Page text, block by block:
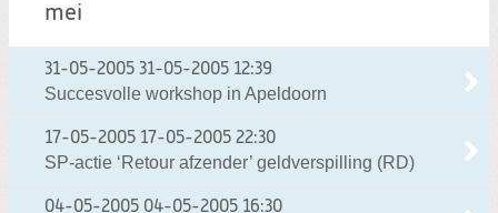
mei
31-05-2005 31-05-2005 12:39
Succesvolle workshop in Apeldoorn
17-05-2005 17-05-2005 22:30
SP-actie ‘Retour afzender’ geldverspilling (RD)
04-05-2005 04-05-2005 16:30